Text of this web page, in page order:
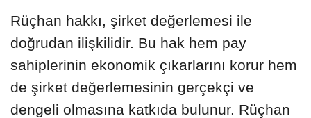
Rüçhan hakkı, şirket değerlemesi ile
doğrudan ilişkilidir. Bu hak hem pay
sahiplerinin ekonomik çıkarlarını korur hem
de şirket değerlemesinin gerçekçi ve
dengeli olmasına katkıda bulunur. Rüçhan